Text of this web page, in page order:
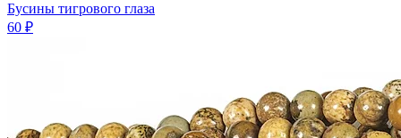
Бусины тигрового глаза
60 ₽